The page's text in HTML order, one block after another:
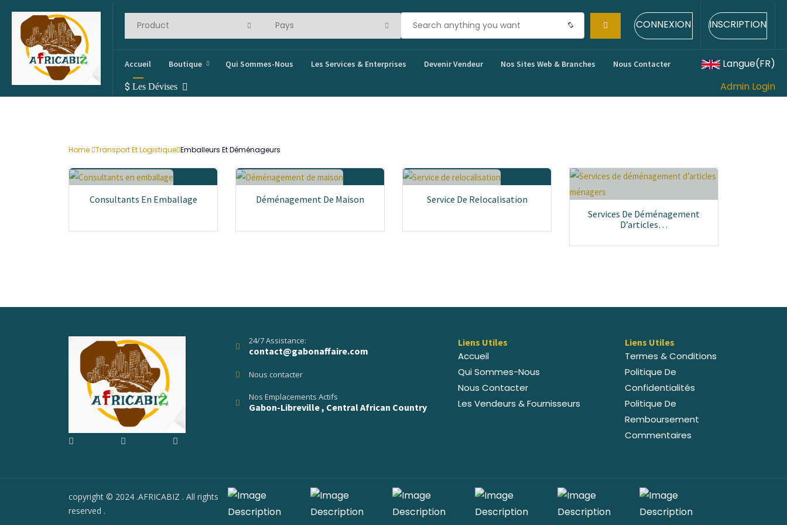
CONNEXION INSCRIPTION
Accueil Boutique Qui Sommes-Nous Les Services & Enterprises Devenir Vendeur Nos Sites Web & Branches Nous Contacter Langue(FR)
$ Les Dévises Admin Login
Home Transport Et Logistique Emballeurs Et Déménageurs
Consultants En Emballage Déménagement De Maison
Service De Relocalisation
Services De Déménagement
D’articles…
24/7 Assistance:
contact@gabonaffaire.com
Nous contacter
Nos Emplacements Actifs
Gabon-Libreville , Central African Country
Liens Utiles
Accueil
Qui Sommes-Nous
Nous Contacter
Les Vendeurs & Fournisseurs
Liens Utiles
Termes & Conditions
Politique De
Confidentialités
Politique De
Remboursement
Commentaires
copyright © 2024 .AFRICABIZ . All rights
reserved .